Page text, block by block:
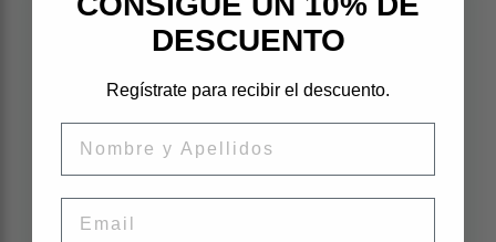
garantizadas.
Ahorra hasta un 70%
Comparando con recambios nuevos
originales y aftermarket.
DESCUENTO
Regístrate para recibir el descuento.